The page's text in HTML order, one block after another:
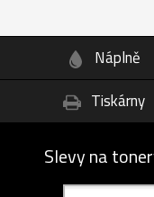
Náplně
Tiskárny
Slevy na